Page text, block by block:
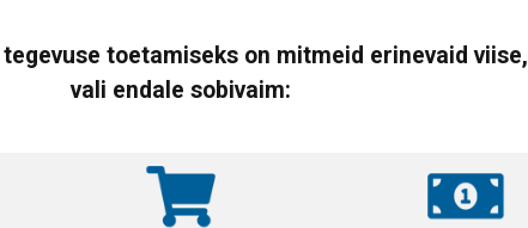
toetamiseks on mitmeid erinevaid viise,
vali endale sobivaim: